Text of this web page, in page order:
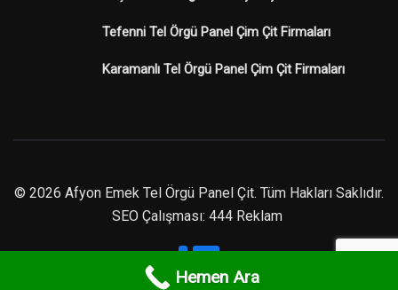
Tefenni Tel Örgü Panel Çim Çit Firmaları
Karamanlı Tel Örgü Panel Çim Çit Firmaları
© 2026 Afyon Emek Tel Örgü Panel Çit. Tüm Hakları Saklıdır.
SEO Çalışması: 444 Reklam
Hemen Ara